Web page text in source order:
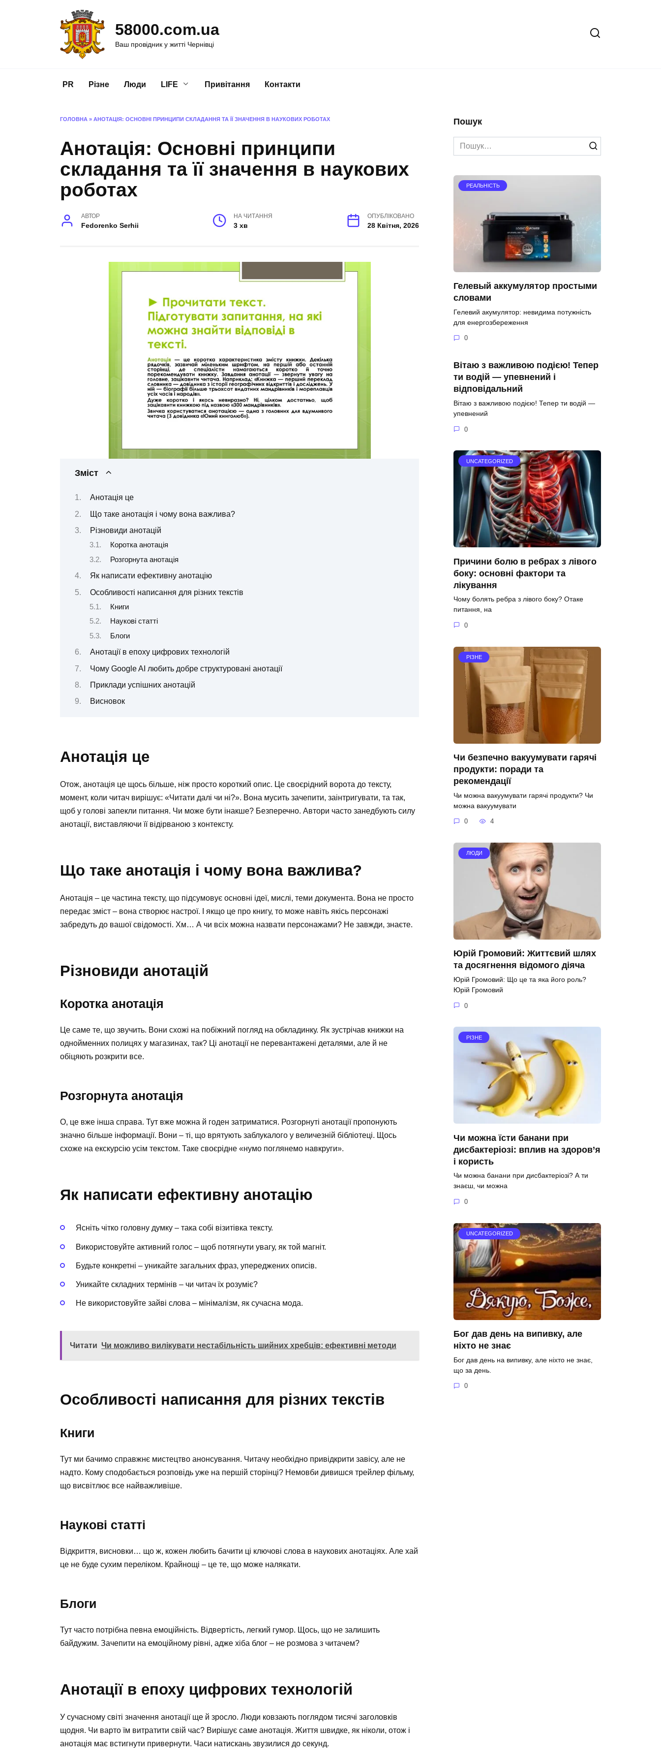
58000.com.ua
Ваш провідник у житті Чернівці
PR Різне Люди LIFE Привітання Контакти
ГОЛОВНА » АНОТАЦІЯ: ОСНОВНІ ПРИНЦИПИ СКЛАДАННЯ ТА ЇЇ ЗНАЧЕННЯ В НАУКОВИХ РОБОТАХ
Анотація: Основні принципи
складання та її значення в наукових
роботах
АВТОР
Fedorenko Serhii
НА ЧИТАННЯ
3 хв
ОПУБЛІКОВАНО
28 Квітня, 2026
Зміст
Анотація це
Що таке анотація і чому вона важлива?
Різновиди анотацій
Коротка анотація
Розгорнута анотація
Як написати ефективну анотацію
Особливості написання для різних текстів
Книги
Наукові статті
Блоги
Анотації в епоху цифрових технологій
Чому Google AI любить добре структуровані анотації
Приклади успішних анотацій
Висновок
Анотація це
Отож, анотація це щось більше, ніж просто короткий опис. Це своєрідний ворота до тексту,
момент, коли читач вирішує: «Читати далі чи ні?». Вона мусить зачепити, заінтригувати, та так,
щоб у голові запекли питання. Чи може бути інакше? Безперечно. Автори часто занедбують силу
анотації, виставляючи її відірваною з контексту.
Що таке анотація і чому вона важлива?
Анотація – це частина тексту, що підсумовує основні ідеї, мислі, теми документа. Вона не просто
передає зміст – вона створює настрої. І якщо це про книгу, то може навіть якісь персонажі
забредуть до вашої свідомості. Хм… А чи всіх можна назвати персонажами? Не завжди, знаєте.
Різновиди анотацій
Коротка анотація
Це саме те, що звучить. Вони схожі на побіжний погляд на обкладинку. Як зустрічав книжки на
однойменних полицях у магазинах, так? Ці анотації не перевантажені деталями, але й не
обіцяють розкрити все.
Розгорнута анотація
О, це вже інша справа. Тут вже можна й годен затриматися. Розгорнуті анотації пропонують
значно більше інформації. Вони – ті, що врятують заблукалого у величезній бібліотеці. Щось
схоже на екскурсію усім текстом. Таке своєрідне «нумо поглянемо навкруги».
Як написати ефективну анотацію
Ясніть чітко головну думку – така собі візитівка тексту.
Використовуйте активний голос – щоб потягнути увагу, як той магніт.
Будьте конкретні – уникайте загальних фраз, упереджених описів.
Уникайте складних термінів – чи читач їх розуміє?
Не використовуйте зайві слова – мінімалізм, як сучасна мода.
Читати Чи можливо вилікувати нестабільність шийних хребців: ефективні методи
Особливості написання для різних текстів
Книги
Тут ми бачимо справжнє мистецтво анонсування. Читачу необхідно привідкрити завісу, але не
надто. Кому сподобається розповідь уже на першій сторінці? Немовби дивишся трейлер фільму,
що висвітлює все найважливіше.
Наукові статті
Відкриття, висновки… що ж, кожен любить бачити ці ключові слова в наукових анотаціях. Але хай
це не буде сухим переліком. Крайнощі – це те, що може налякати.
Блоги
Тут часто потрібна певна емоційність. Відвертість, легкий гумор. Щось, що не залишить
байдужим. Зачепити на емоційному рівні, адже хіба блог – не розмова з читачем?
Анотації в епоху цифрових технологій
У сучасному світі значення анотації ще й зросло. Люди ковзають поглядом тисячі заголовків
щодня. Чи варто їм витратити свій час? Вирішує саме анотація. Життя швидке, як ніколи, отож і
анотація має встигнути привернути. Часи натискань звузилися до секунд.
Пошук
Search
for:
РЕАЛЬНІСТЬ
Гелевый аккумулятор простыми
словами
Гелевий акумулятор: невидима потужність
для енергозбереження
0
Вітаю з важливою подією! Тепер
ти водій — упевнений і
відповідальний
Вітаю з важливою подією! Тепер ти водій —
упевнений
0
UNCATEGORIZED
Причини болю в ребрах з лівого
боку: основні фактори та
лікування
Чому болять ребра з лівого боку? Отаке
питання, на
0
РІЗНЕ
Чи безпечно вакуумувати гарячі
продукти: поради та
рекомендації
Чи можна вакуумувати гарячі продукти? Чи
можна вакуумувати
0 4
ЛЮДИ
Юрій Громовий: Життєвий шлях
та досягнення відомого діяча
Юрій Громовий: Що це та яка його роль?
Юрій Громовий
0
РІЗНЕ
Чи можна їсти банани при
дисбактеріозі: вплив на здоров’я
і користь
Чи можна банани при дисбактеріозі? А ти
знаєш, чи можна
0
UNCATEGORIZED
Бог дав день на випивку, але
ніхто не знає
Бог дав день на випивку, але ніхто не знає,
що за день.
0